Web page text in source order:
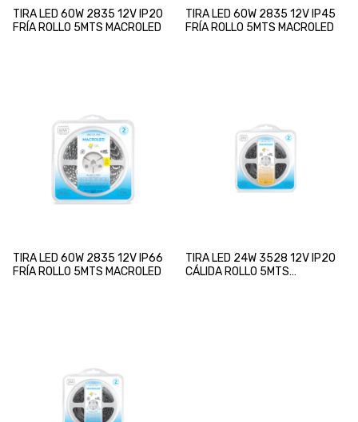
TIRA LED 60W 2835 12V IP20
FRÍA ROLLO 5MTS MACROLED
TIRA LED 60W 2835 12V IP45
FRÍA ROLLO 5MTS MACROLED
TIRA LED 60W 2835 12V IP66
FRÍA ROLLO 5MTS MACROLED
TIRA LED 24W 3528 12V IP20
CÁLIDA ROLLO 5MTS